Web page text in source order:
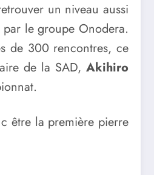
un niveau aussi
le groupe Onodera.
de 300 rencontres, ce
de la SAD, Akihiro
être la première pierre